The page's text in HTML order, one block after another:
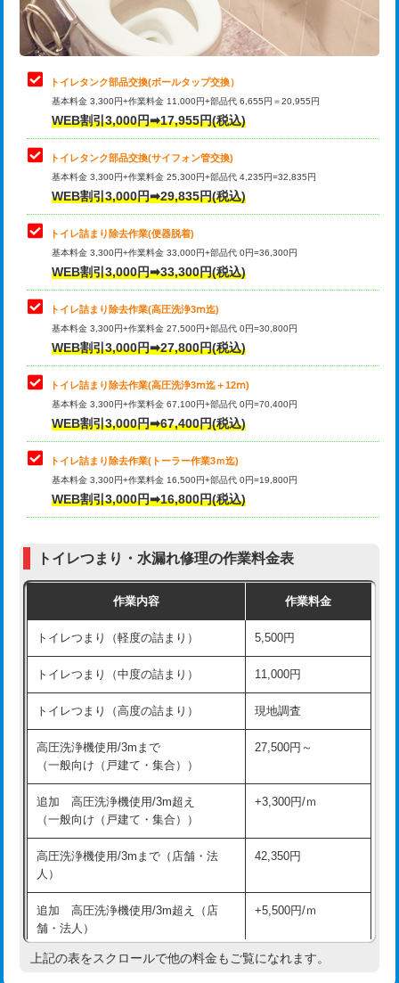
トイレタンク部品交換(ボールタップ交換）
基本料金 3,300円+作業料金 11,000円+部品代 6,655円＝20,955円
WEB割引3,000円➡17,955円(税込)
トイレタンク部品交換(サイフォン管交換)
基本料金 3,300円+作業料金 25,300円+部品代 4,235円=32,835円
WEB割引3,000円➡29,835円(税込)
トイレ詰まり除去作業(便器脱着)
基本料金 3,300円+作業料金 33,000円+部品代 0円=36,300円
WEB割引3,000円➡33,300円(税込)
トイレ詰まり除去作業(高圧洗浄3ⅿ迄)
基本料金 3,300円+作業料金 27,500円+部品代 0円=30,800円
WEB割引3,000円➡27,800円(税込)
トイレ詰まり除去作業(高圧洗浄3ⅿ迄＋12ⅿ)
基本料金 3,300円+作業料金 67,100円+部品代 0円=70,400円
WEB割引3,000円➡67,400円(税込)
トイレ詰まり除去作業(トーラー作業3ｍ迄)
基本料金 3,300円+作業料金 16,500円+部品代 0円=19,800円
WEB割引3,000円➡16,800円(税込)
トイレつまり・水漏れ修理の作業料金表
作業内容 作業料金
トイレつまり（軽度の詰まり） 5,500円
トイレつまり（中度の詰まり） 11,000円
トイレつまり（高度の詰まり） 現地調査
高圧洗浄機使用/3mまで
（一般向け（戸建て・集合））
27,500円～
追加 高圧洗浄機使用/3m超え
（一般向け（戸建て・集合））
+3,300円/ｍ
高圧洗浄機使用/3mまで（店舗・法
人）
42,350円
追加 高圧洗浄機使用/3m超え（店
舗・法人）
+5,500円/ｍ
高度高圧洗浄換 現地調査
上記の表をスクロールで他の料金もご覧になれます。